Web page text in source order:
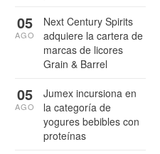
Next Century Spirits
adquiere la cartera de
marcas de licores
Grain & Barrel
05
AGO
Jumex incursiona en
la categoría de
yogures bebibles con
proteínas
05
AGO